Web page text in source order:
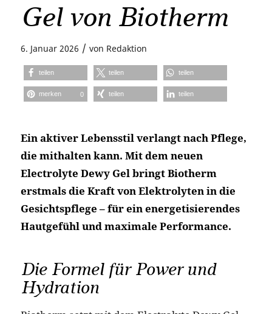
Gel von Biotherm
6. Januar 2026 / von Redaktion
teilen teilen teilen
merken 0 teilen teilen
Ein aktiver Lebensstil verlangt nach Pflege,
die mithalten kann. Mit dem neuen
Electrolyte Dewy Gel bringt Biotherm
erstmals die Kraft von Elektrolyten in die
Gesichtspflege – für ein energetisierendes
Hautgefühl und maximale Performance.
Die Formel für Power und
Hydration